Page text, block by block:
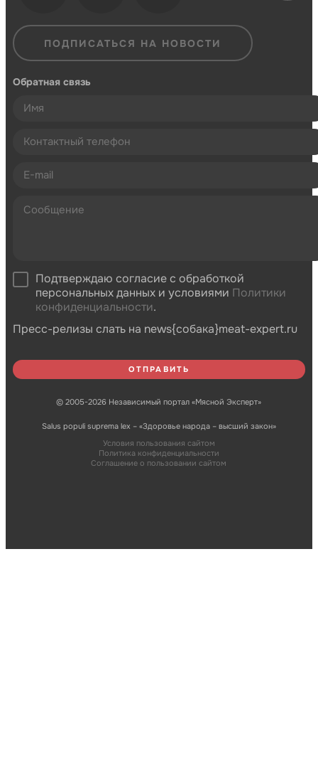
ПОДПИСАТЬСЯ НА НОВОСТИ
Обратная связь
Подтверждаю согласие с обработкой
персональных данных и условиями Политики
конфиденциальности.
Пресс-релизы слать на news{собака}meat-expert.ru
© 2005-2026 Независимый портал «Мясной Эксперт»
Salus populi suprema lex – «Здоровье народа – высший закон»
Условия пользования сайтом
Политика конфиденциальности
Соглашение о пользовании сайтом